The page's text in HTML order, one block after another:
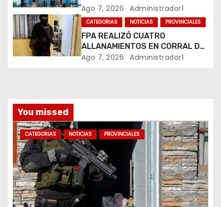
n
t
a
s
CUATRO VUELOS SEMANALES A
BUENOS AIRES
Ago 7, 2026 Administrador1
CATEGORIAS NOTICIAS PROVINCIALES
FPA REALIZÓ CUATRO
ALLANAMIENTOS EN CORRAL DE
BUSTOS-IFFLINGER
Ago 7, 2026 Administrador1
You missed
CATEGORIAS NOTICIAS PROVINCIALES